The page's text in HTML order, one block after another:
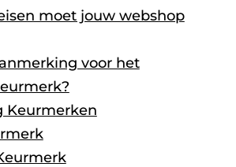
moet jouw webshop
voor het
Keurmerken